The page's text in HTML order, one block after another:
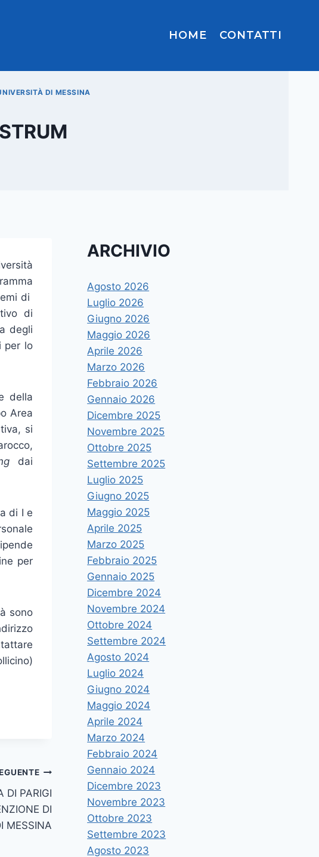
HOME CONTATTI
DI MESSINA
di
di
degli
per lo
della
Area
si
dai
di I e
per
sono
DI PARIGI
DI
MESSINA
ARCHIVIO
Agosto 2026
Luglio 2026
Giugno 2026
Maggio 2026
Aprile 2026
Marzo 2026
Febbraio 2026
Gennaio 2026
Dicembre 2025
Novembre 2025
Ottobre 2025
Settembre 2025
Luglio 2025
Giugno 2025
Maggio 2025
Aprile 2025
Marzo 2025
Febbraio 2025
Gennaio 2025
Dicembre 2024
Novembre 2024
Ottobre 2024
Settembre 2024
Agosto 2024
Luglio 2024
Giugno 2024
Maggio 2024
Aprile 2024
Marzo 2024
Febbraio 2024
Gennaio 2024
Dicembre 2023
Novembre 2023
Ottobre 2023
Settembre 2023
Agosto 2023